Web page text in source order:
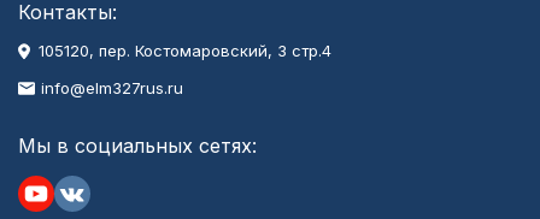
Контакты:
105120, пер. Костомаровский, 3 стр.4
info@elm327rus.ru
Мы в социальных сетях: